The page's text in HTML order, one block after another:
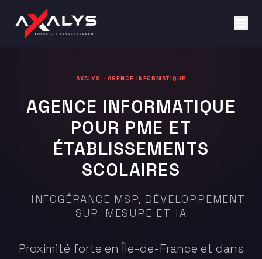
AXALYS · AGENCE INFORMATIQUE
AGENCE INFORMATIQUE
POUR PME ET
ÉTABLISSEMENTS
SCOLAIRES
— INFOGÉRANCE MSP, DÉVELOPPEMENT
SUR-MESURE ET IA
Proximité forte en Île-de-France et dans